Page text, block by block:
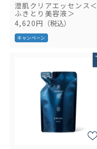
澄肌クリアエッセンス＜
ふきとり美容液＞
4,620円 （税込）